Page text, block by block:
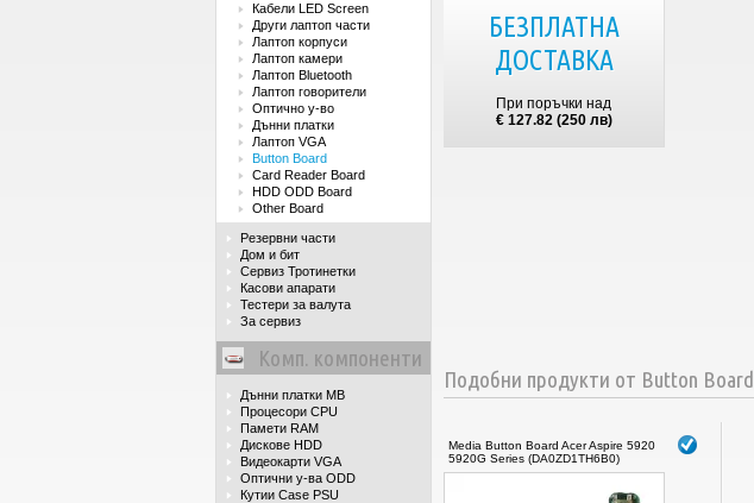
Кабели LED Screen
Други лаптоп части
Лаптоп корпуси
Лаптоп камери
Лаптоп Bluetooth
Лаптоп говорители
Оптично у-во
Дънни платки
Лаптоп VGA
Button Board
Card Reader Board
HDD ODD Board
Other Board
Резервни части
Дом и бит
Сервиз Тротинетки
Касови апарати
Тестери за валута
За сервиз
Комп. компоненти
Дънни платки MB
Процесори CPU
Памети RAM
Дискове HDD
Видеокарти VGA
Оптични у-ва ODD
Кутии Case PSU
БЕЗПЛАТНА
ДОСТАВКА
При поръчки над
€ 127.82 (250 лв)
Подобни продукти от Button Board
Media Button Board Acer Aspire 5920
5920G Series (DA0ZD1TH6B0)